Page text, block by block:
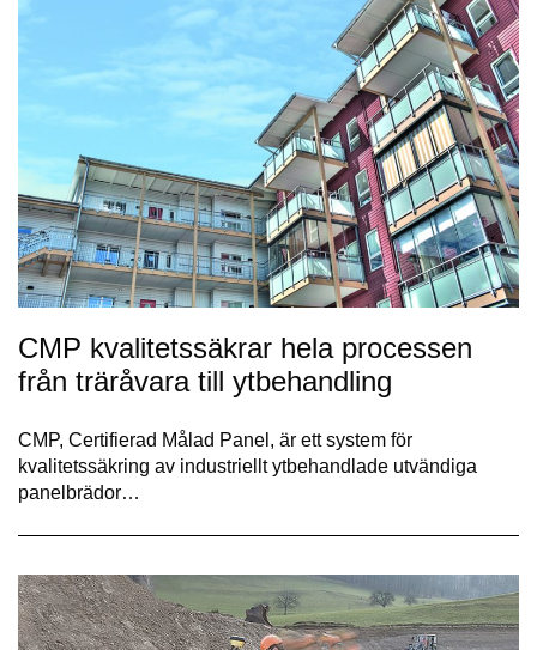
CMP kvalitetssäkrar hela processen
från träråvara till ytbehandling
CMP, Certifierad Målad Panel, är ett system för
kvalitetssäkring av industriellt ytbehandlade utvändiga
panelbrädor…